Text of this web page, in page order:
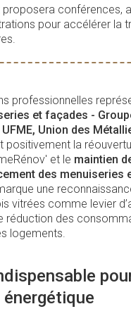
proposera conférences,
pour accélérer la
professionnelles
et façades -
UFME, Union des
positivement la
et le maintien
des menuiseries
une
vitrées comme levier
réduction des
logements.